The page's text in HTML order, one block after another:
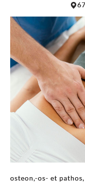
+
−
osteon,-os- et